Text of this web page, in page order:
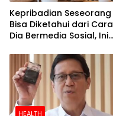
Kepribadian Seseorang
Bisa Diketahui dari Cara
Dia Bermedia Sosial, Ini
HEALTH